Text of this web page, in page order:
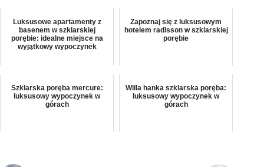
Luksusowe apartamenty z
basenem w szklarskiej
porębie: idealne miejsce na
wyjątkowy wypoczynek
Zapoznaj się z luksusowym
hotelem radisson w szklarskiej
porębie
Szklarska poręba mercure:
luksusowy wypoczynek w
górach
Willa hanka szklarska poręba:
luksusowy wypoczynek w
górach